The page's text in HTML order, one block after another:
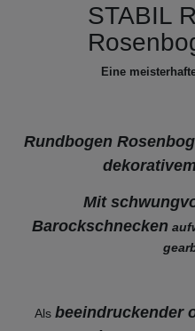
STABIL
Eine
Rundbogen
Mit
Barockschnecken
Als beeindruckender